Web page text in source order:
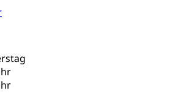
Preisabsprache, Kartell,
und
Verbraucherschutz
Berufsunfallversicherung,
Prämienverbilligung,